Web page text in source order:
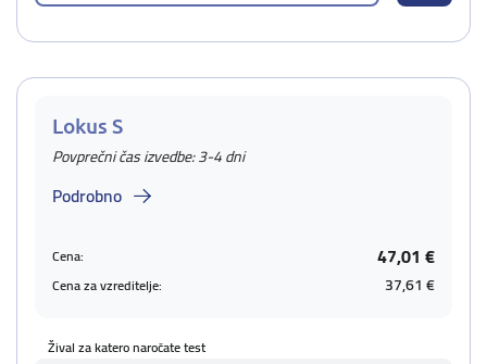
Lokus S
Povprečni čas izvedbe: 3-4 dni
Podrobno
Cena: 47,01 €
Cena za vzreditelje: 37,61 €
Žival za katero naročate test